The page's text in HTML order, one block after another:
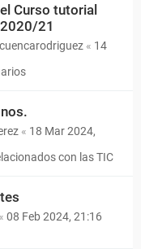
Curso tutorial
21
« 14
« 18 Mar 2024,
con las TIC
« 08 Feb 2024, 21:16